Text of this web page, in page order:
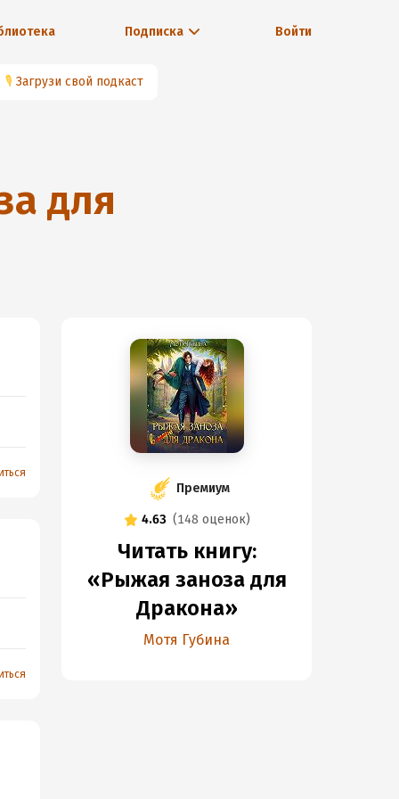
Подписка Войти
🎙 Загрузи свой подкаст
для
Премиум
4.63 (148 оценок)
Читать книгу:
«Рыжая заноза для
Дракона»
Мотя Губина